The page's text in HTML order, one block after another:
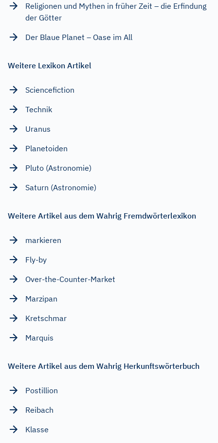
Religionen und Mythen in früher Zeit – die Erfindung
der Götter
Der Blaue Planet – Oase im All
Weitere Lexikon Artikel
Sciencefiction
Technik
Uranus
Planetoiden
Pluto (Astronomie)
Saturn (Astronomie)
Weitere Artikel aus dem Wahrig Fremdwörterlexikon
markieren
Fly-by
Over-the-Counter-Market
Marzipan
Kretschmar
Marquis
Weitere Artikel aus dem Wahrig Herkunftswörterbuch
Postillion
Reibach
Klasse